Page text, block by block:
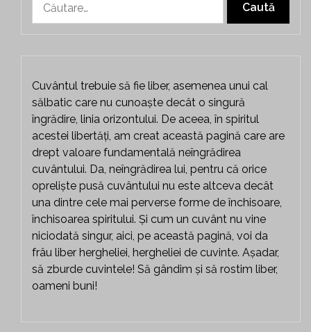
după:
Cuvântul trebuie să fie liber, asemenea unui cal
sălbatic care nu cunoaște decât o singură
îngrădire, linia orizontului. De aceea, în spiritul
acestei libertăți, am creat această pagină care are
drept valoare fundamentală neîngrădirea
cuvântului. Da, neîngrădirea lui, pentru că orice
opreliște pusă cuvântului nu este altceva decât
una dintre cele mai perverse forme de închisoare,
închisoarea spiritului. Și cum un cuvânt nu vine
niciodată singur, aici, pe această pagină, voi da
frâu liber hergheliei, hergheliei de cuvinte. Așadar,
să zburde cuvintele! Să gândim și să rostim liber,
oameni buni!